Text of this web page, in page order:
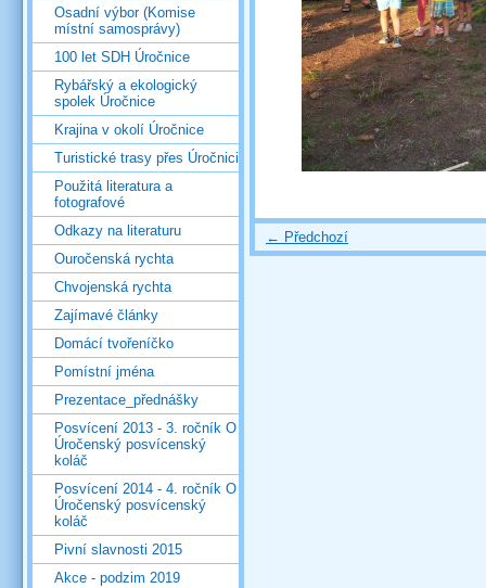
← Předchozí
Osadní výbor (Komise
místní samosprávy)
100 let SDH Úročnice
Rybářský a ekologický
spolek Úročnice
Krajina v okolí Úročnice
Turistické trasy přes Úročnici
Použitá literatura a
fotografové
Odkazy na literaturu
Ouročenská rychta
Chvojenská rychta
Zajímavé články
Domácí tvořeníčko
Pomístní jména
Prezentace_přednášky
Posvícení 2013 - 3. ročník O
Úročenský posvícenský
koláč
Posvícení 2014 - 4. ročník O
Úročenský posvícenský
koláč
Pivní slavnosti 2015
Akce - podzim 2019